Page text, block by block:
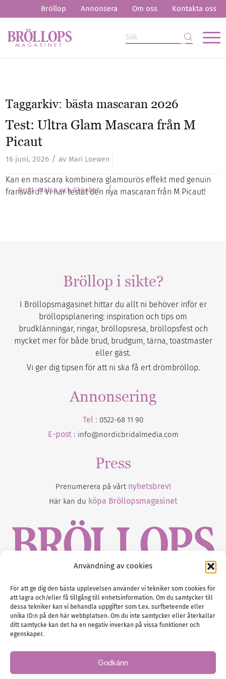
Användning av cookies
För att ge dig den bästa upplevelsen använder vi tekniker som cookies för
att lagra och/eller få tillgång till enhetsinformation. Om du samtycker till
dessa tekniker kan vi behandla uppgifter som t.ex. surfbeteende eller
unika ID:n på den här webbplatsen. Om du inte samtycker eller återkallar
ditt samtycke kan det ha en negativ inverkan på vissa funktioner och
egenskaper.
Godkänn
Bröllop Annonsera Om oss Kontakta oss
Taggarkiv:bästa mascaran 2026
Test: Ultra Glam Mascara från M
Picaut
16 juni, 2026 / av Mari Loewen
Kan en mascara kombinera glamourös effekt med genuin
fransvård? Vi har testat den nya mascaran från M Picaut!
Brud Hälsa och Skönhet /
Bröllop i sikte?
I Bröllopsmagasinet hittar du allt ni behöver inför er
bröllopsplanering: inspiration och tips om
brudklänningar, ringar, bröllopsresa, bröllopsfest och
mycket mer för både brud, brudgum, tärna, toastmaster
eller gäst.
Vi ger dig tipsen för att ni ska få ert drömbröllop.
Annonsering
Tel : 0522-68 11 90
E-post : info@nordicbridalmedia.com
Press
Prenumerera på vårt nyhetsbrev!
Här kan du köpa Bröllopsmagasinet
Gustaf Mattssons väg 2, 451 50 Uddevalla
Tel :0522-68 11 90
E-post:info@nordicbridalmedia.com